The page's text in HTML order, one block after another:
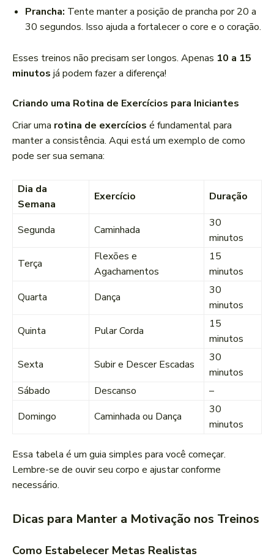
Prancha: Tente manter a posição de prancha por 20 a
30 segundos. Isso ajuda a fortalecer o core e o coração.
Esses treinos não precisam ser longos. Apenas 10 a 15
minutos já podem fazer a diferença!
Criando uma Rotina de Exercícios para Iniciantes
Criar uma rotina de exercícios é fundamental para
manter a consistência. Aqui está um exemplo de como
pode ser sua semana:
Dia da
Semana
Exercício Duração
Segunda Caminhada
30
minutos
Terça
Flexões e
Agachamentos
15
minutos
Quarta
Dança
30
minutos
Quinta
Pular Corda
15
minutos
Sexta
Subir e Descer Escadas
30
minutos
Sábado
Descanso
–
Domingo
Caminhada ou Dança
30
minutos
Essa tabela é um guia simples para você começar.
Lembre-se de ouvir seu corpo e ajustar conforme
necessário.
Dicas para Manter a Motivação nos Treinos
Como Estabelecer Metas Realistas